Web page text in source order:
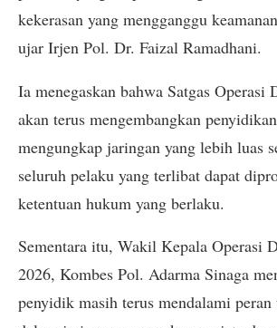
kekerasan yang mengganggu
ujar Irjen Pol. Dr. Faizal Ramadhani.
Ia menegaskan bahwa Satgas Operasi
akan terus mengembangkan
mengungkap jaringan yang lebih luas
seluruh pelaku yang terlibat dapat
ketentuan hukum yang berlaku.
Sementara itu, Wakil Kepala Operasi
2026, Kombes Pol. Adarma Sinaga
penyidik masih terus mendalami